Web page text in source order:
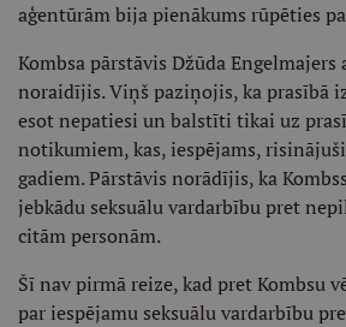
aģentūrām bija pienākums rūpēties
Kombsa pārstāvis Džūda Engelmajers
noraidījis. Viņš paziņojis, ka prasībā
esot nepatiesi un balstīti tikai uz
notikumiem, kas, iespējams,
gadiem. Pārstāvis norādījis, ka
jebkādu seksuālu vardarbību pret
citām personām.
Šī nav pirmā reize, kad pret Kombsu
par iespējamu seksuālu vardarbību